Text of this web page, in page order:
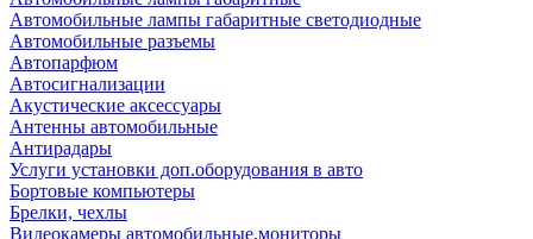
Автомобильные лампы габаритные светодиодные
Автомобильные разъемы
Автопарфюм
Автосигнализации
Акустические аксессуары
Антенны автомобильные
Антирадары
Услуги установки доп.оборудования в авто
Бортовые компьютеры
Брелки, чехлы
Видеокамеры автомобильные,мониторы